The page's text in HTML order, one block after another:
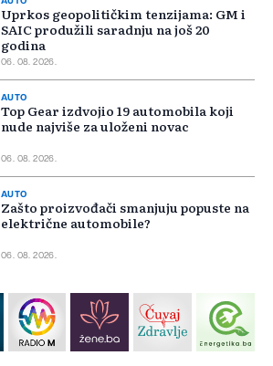
Uprkos geopolitičkim tenzijama: GM i
SAIC produžili saradnju na još 20
godina
06. 08. 2026.
AUTO
Top Gear izdvojio 19 automobila koji
nude najviše za uloženi novac
06. 08. 2026.
AUTO
Zašto proizvođači smanjuju popuste na
električne automobile?
06. 08. 2026.